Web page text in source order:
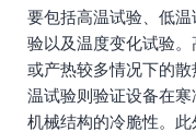
要包括高温试验、低
验以及温度变化试验
或产热较多情况下的
温试验则验证设备在
机械结构的冷脆性。